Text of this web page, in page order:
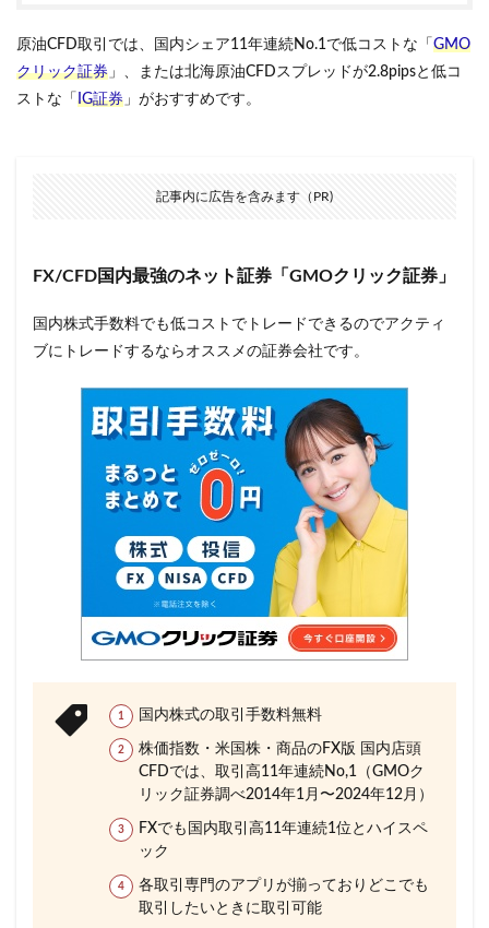
原油CFD取引では、国内シェア11年連続No.1で低コストな「 GMO
クリック証券 」、または北海原油CFDスプレッドが2.8pipsと低コ
ストな「 IG証券 」がおすすめです。
記事内に広告を含みます（PR)
FX/CFD国内最強のネット証券「GMOクリック証券」
国内株式手数料でも低コストでトレードできるのでアクティ
ブにトレードするならオススメの証券会社です。
国内株式の取引手数料無料
株価指数・米国株・商品のFX版 国内店頭
CFDでは、取引高11年連続No,1（GMOク
リック証券調べ2014年1月〜2024年12月）
FXでも国内取引高11年連続1位とハイスペ
ック
各取引専門のアプリが揃っておりどこでも
取引したいときに取引可能